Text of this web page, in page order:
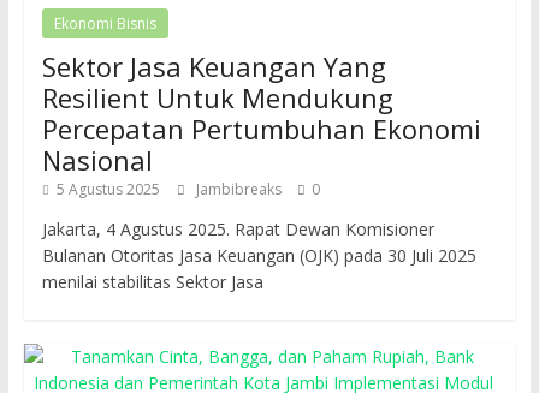
Ekonomi Bisnis
Sektor Jasa Keuangan Yang
Resilient Untuk Mendukung
Percepatan Pertumbuhan Ekonomi
Nasional
5 Agustus 2025 Jambibreaks 0
Jakarta, 4 Agustus 2025. Rapat Dewan Komisioner
Bulanan Otoritas Jasa Keuangan (OJK) pada 30 Juli 2025
menilai stabilitas Sektor Jasa